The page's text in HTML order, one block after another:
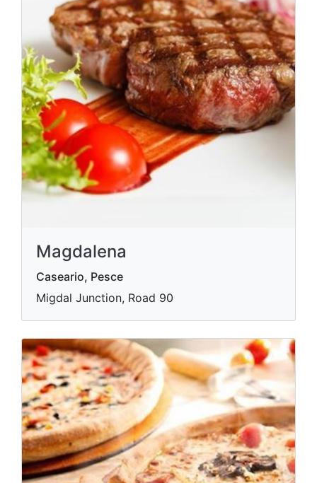
Magdalena
Caseario, Pesce
Migdal Junction, Road 90